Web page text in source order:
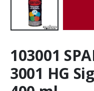
103001
3001 HG